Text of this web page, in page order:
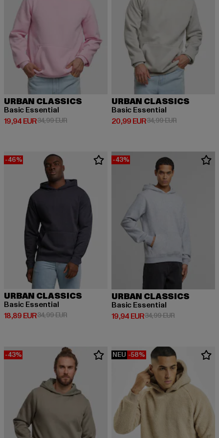
URBAN CLASSICS
Basic Essential
19,94 EUR
Derzeitiger Preis: 19,94 EUR
34,99 EURAktionspreis: 34,99 EUR
URBAN CLASSICS
Basic Essential
20,99 EUR
Derzeitiger Preis: 20,99 EUR
34,99 EURAktionspreis:
-46%
URBAN CLASSICS
Basic Essential
18,89 EUR
Derzeitiger Preis: 18,89 EUR
34,99 EURAktionspreis: 34,99 EUR
-43%
URBAN CLASSICS
Basic Essential
19,94 EUR
Derzeitiger Preis: 19,94 EUR
34,99 EURAktionspreis:
-43% NEU -58%